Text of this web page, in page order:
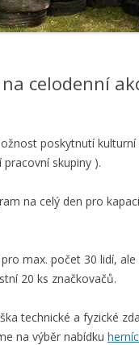
BEZPEČNOSTNÍ
CHOVÁNÍ NA HŘIŠTI (
celodenní
poskytnutí
skupiny ).
na celý den pro
max. počet 30 lidí,
20 ks značkovačů.
technické a fyzické
na výběr nabídku